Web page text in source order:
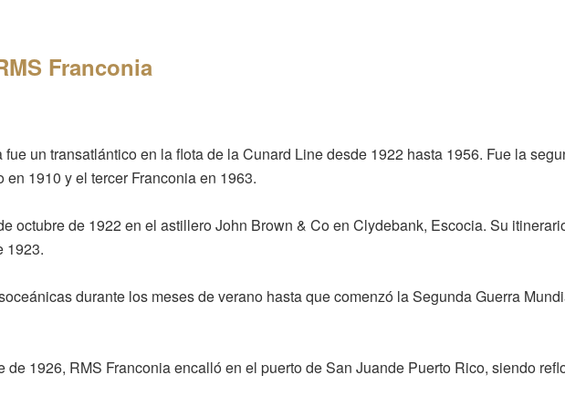
Franconia
fue un transatlántico en la flota de la Cunard Line desde 1922 hasta 1956. Fue la
en 1910 y el tercer Franconia en 1963.
octubre de 1922 en el astillero John Brown & Co en Clydebank, Escocia. Su
1923.
durante los meses de verano hasta que comenzó la Segunda Guerra
de 1926, RMS Franconia encalló en el puerto de San Juande Puerto Rico, siendo